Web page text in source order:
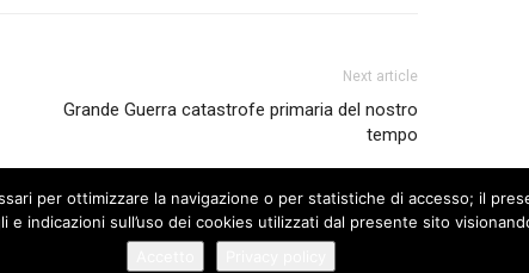
Next article
Grande Guerra catastrofe primaria del nostro
tempo
per ottimizzare la navigazione o per statistiche di accesso; il
indicazioni sull’uso dei cookies utilizzati dal presente sito